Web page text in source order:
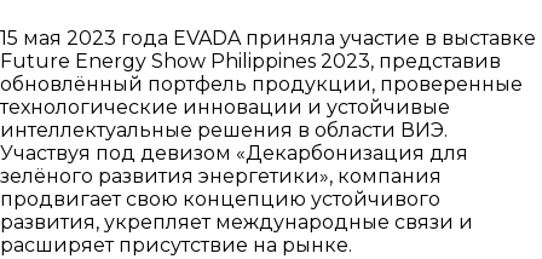
15 мая 2023 года EVADA приняла участие в выставке
Future Energy Show Philippines 2023, представив
обновлённый портфель продукции, проверенные
технологические инновации и устойчивые
интеллектуальные решения в области ВИЭ.
Участвуя под девизом «Декарбонизация для
зелёного развития энергетики», компания
продвигает свою концепцию устойчивого
развития, укрепляет международные связи и
расширяет присутствие на рынке.